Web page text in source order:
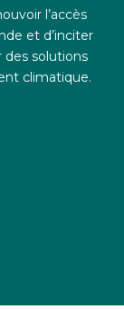
l’accès
et d’inciter
des solutions
climatique.